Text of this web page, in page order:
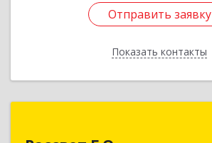
Отправить заявку
Показать контакты
Отправить заявку
Назад